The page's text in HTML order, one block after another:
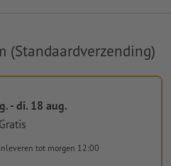
(Standaardverzending)
- di. 18 aug.
Gratis
tot morgen 12:00